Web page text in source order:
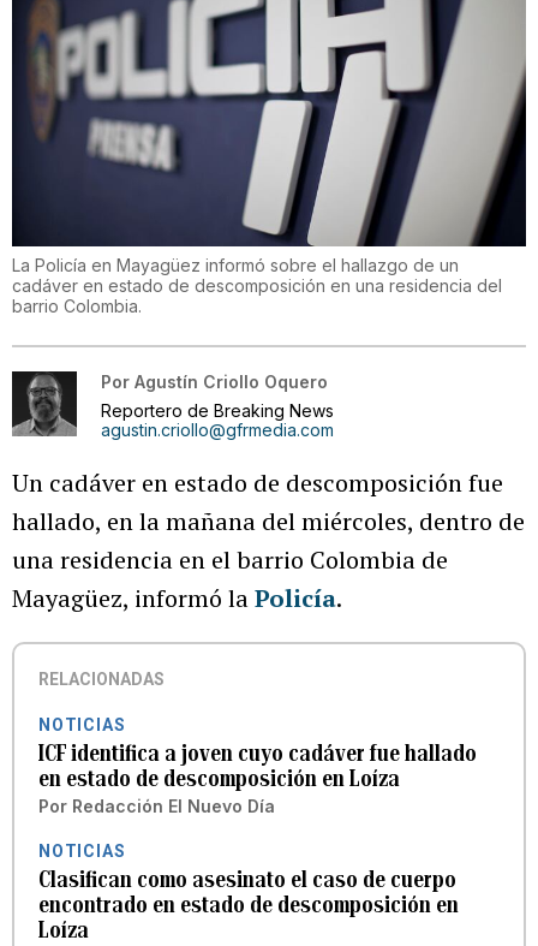
La Policía en Mayagüez informó sobre el hallazgo de un
cadáver en estado de descomposición en una residencia del
barrio Colombia.
Por Agustín Criollo Oquero
Reportero de Breaking News
agustin.criollo@gfrmedia.com
Un cadáver en estado de descomposición fue
hallado, en la mañana del miércoles, dentro de
una residencia en el barrio Colombia de
Mayagüez, informó laPolicía.
RELACIONADAS
NOTICIAS
ICF identifica a joven cuyo cadáver fue hallado
en estado de descomposición en Loíza
Por Redacción El Nuevo Día
NOTICIAS
Clasifican como asesinato el caso de cuerpo
encontrado en estado de descomposición en
Loíza